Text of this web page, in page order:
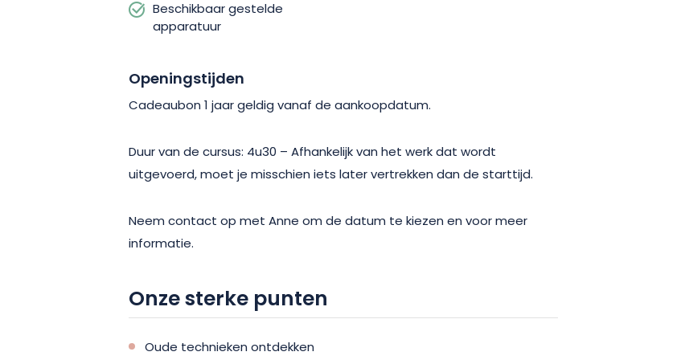
Beschikbaar gestelde
apparatuur
Openingstijden
Cadeaubon 1 jaar geldig vanaf de aankoopdatum.
Duur van de cursus: 4u30 – Afhankelijk van het werk dat wordt
uitgevoerd, moet je misschien iets later vertrekken dan de starttijd.
Neem contact op met Anne om de datum te kiezen en voor meer
informatie.
Onze sterke punten
Oude technieken ontdekken